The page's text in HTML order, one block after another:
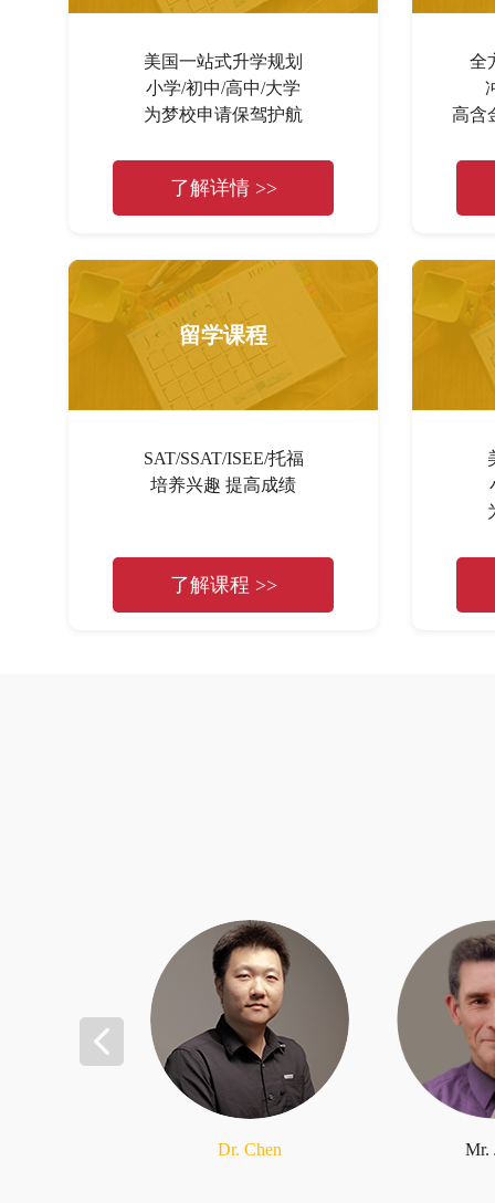
美国一站式升学规划
小学/初中/高中/大学
为梦校申请保驾护航
了解详情 >>
全
高含
留学课程
SAT/SSAT/ISEE/托福
培养兴趣 提高成绩
了解课程 >>
Dr. Chen Mr.